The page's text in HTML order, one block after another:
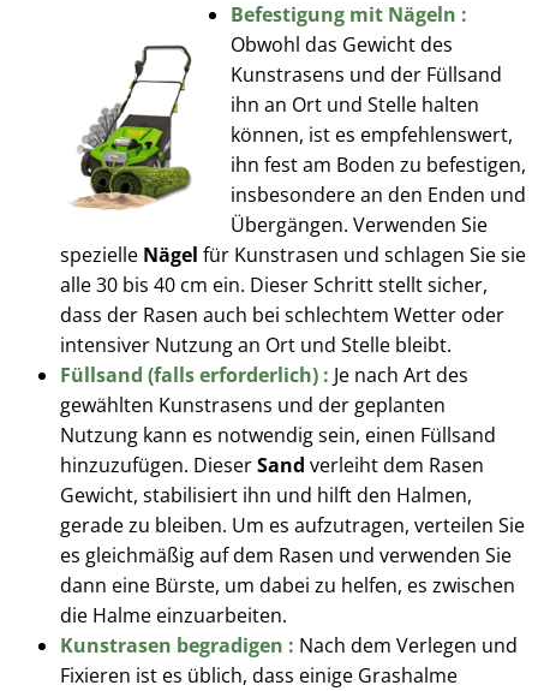
Befestigung mit Nägeln :
Obwohl das Gewicht des
Kunstrasens und der Füllsand
ihn an Ort und Stelle halten
können, ist es empfehlenswert,
ihn fest am Boden zu befestigen,
insbesondere an den Enden und
Übergängen. Verwenden Sie
spezielle Nägel für Kunstrasen und schlagen Sie sie
alle 30 bis 40 cm ein. Dieser Schritt stellt sicher,
dass der Rasen auch bei schlechtem Wetter oder
intensiver Nutzung an Ort und Stelle bleibt.
Füllsand (falls erforderlich) : Je nach Art des
gewählten Kunstrasens und der geplanten
Nutzung kann es notwendig sein, einen Füllsand
hinzuzufügen. DieserSand verleiht dem Rasen
Gewicht, stabilisiert ihn und hilft den Halmen,
gerade zu bleiben. Um es aufzutragen, verteilen Sie
es gleichmäßig auf dem Rasen und verwenden Sie
dann eine Bürste, um dabei zu helfen, es zwischen
die Halme einzuarbeiten.
Kunstrasen begradigen : Nach dem Verlegen und
Fixieren ist es üblich, dass einige Grashalme